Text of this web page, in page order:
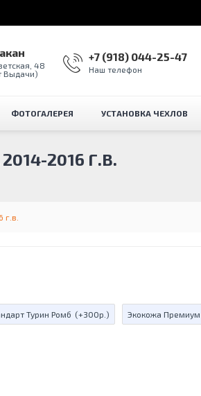
48
Выдачи)
+7 (918) 044-25-47
Наш телефон
ФОТОГАЛЕРЕЯ УСТАНОВКА ЧЕХЛОВ
г.в.
2016 Г.В.
Турин Ромб (+300р.) Экокожа Премиум